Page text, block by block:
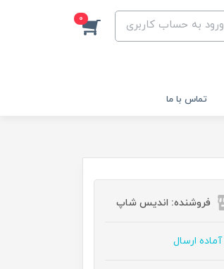
ورود به حساب کاربری 0
تماس با ما
فروشنده: اندیس شاپ
آماده ارسال